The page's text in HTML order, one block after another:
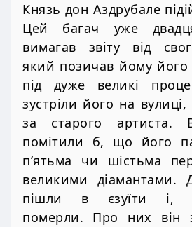
Князь дон Аздрубале
Цей багач уже
вимагав звіту від
який позичав йому його
під дуже великі
зустріли його на
за старого артиста.
помітили б, що його
п’ятьма чи шістьма
великими діамантами.
пішли в єзуїти і,
померли. Про них він